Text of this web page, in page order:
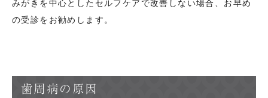
みがきを中心としたセルフケアで改善しない場合、お早め
の受診をお勧めします。
歯周病の原因